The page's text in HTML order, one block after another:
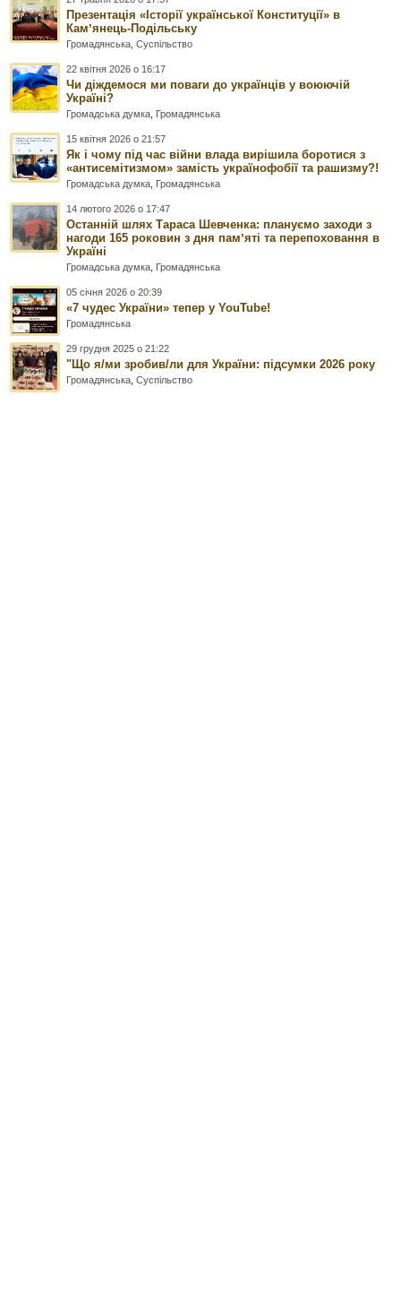
Презентація «Історії української Конституції» в
Камʼянець-Подільську
Громадянська ,Суспільство
22 квітня 2026 о 16:17
Чи діждемося ми поваги до українців у воюючій
Україні?
Громадська думка Громадянська
15 квітня 2026 о 21:57
Як і чому під час війни влада вирішила боротися з
«антисемітизмом» замість українофобії та рашизму?!
Громадська думка Громадянська
14 лютого 2026 о 17:47
Останній шлях Тараса Шевченка: плануємо заходи з
нагоди 165 роковин з дня памʼяті та перепоховання в
Україні
Громадська думка Громадянська
05 січня 2026 о 20:39
«7 чудес України» тепер у YouTube!
Громадянська
29 грудня 2025 о 21:22
"Що я/ми зробив/ли для України: підсумки 2026 року
Громадянська ,Суспільство